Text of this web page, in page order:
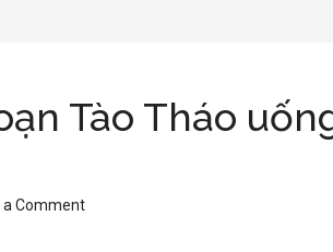
Tào Tháo
a Comment